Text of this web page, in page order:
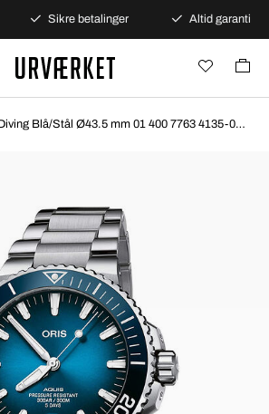
Sikre betalinger Altid garanti
Oris Diving Blå/Stål Ø43.5 mm 01 400 7763 4135-07 8 24 09PEB